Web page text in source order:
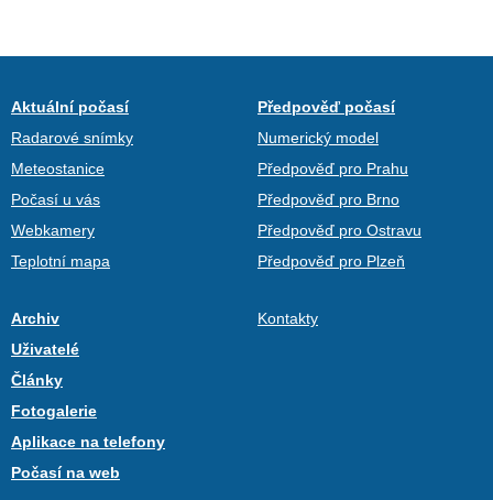
Aktuální počasí
Radarové snímky
Meteostanice
Počasí u vás
Webkamery
Teplotní mapa
Předpověď počasí
Numerický model
Předpověď pro Prahu
Předpověď pro Brno
Předpověď pro Ostravu
Předpověď pro Plzeň
Archiv
Uživatelé
Články
Fotogalerie
Aplikace na telefony
Počasí na web
Kontakty